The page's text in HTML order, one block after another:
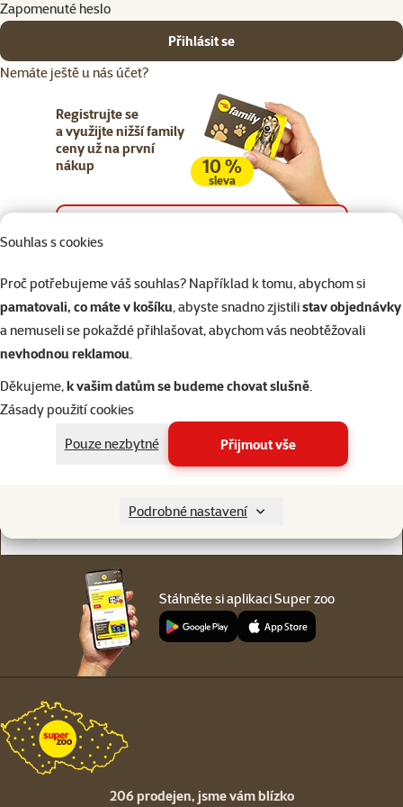
Souhlas s cookies
Proč potřebujeme váš souhlas? Například k tomu, abychom si
pamatovali, co máte v košíku, abyste snadno zjistilistav objednávky
a nemuseli se pokaždé přihlašovat, abychom vás neobtěžovali
nevhodnou reklamou.
Děkujeme,k vašim datům se budeme chovat slušně.
Zásady použití cookies
Pouze nezbytné
Přijmout vše
Podrobné nastavení
Zapomenuté heslo
Přihlásit se
Nemáte ještě u nás účet?
Registrujte se
a využijte nižší family
ceny už na první
nákup
10 %
sleva
Napište nám
eshop@superzoo.cz
321 000 180
Online chat
jsme vám blízko
Stáhněte si aplikaci Super zoo
206 prodejen, jsme vám blízko